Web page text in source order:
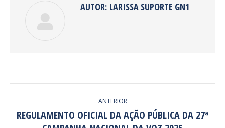
AUTOR: LARISSA SUPORTE GN1
DE
ANTERIOR
Post
REGULAMENTO OFICIAL DA AÇÃO PÚBLICA DA 27ª